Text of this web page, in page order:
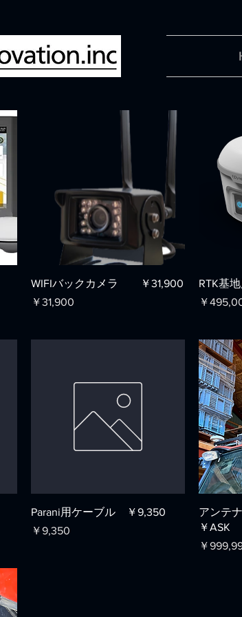
クイックビュー
WIFIバックカメラ ￥31,900
価格
￥31,900
RTK基
価格
￥
クイックビュー
Parani用ケーブル ￥9,350
価格
￥9,350
アンテ
￥ASK
価格
￥